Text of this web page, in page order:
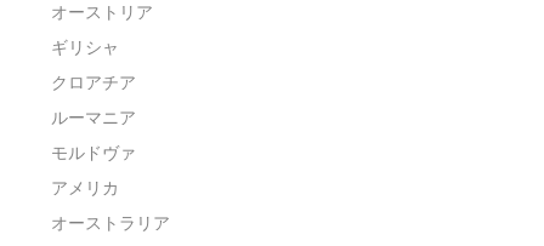
オーストリア
ギリシャ
クロアチア
ルーマニア
モルドヴァ
アメリカ
オーストラリア